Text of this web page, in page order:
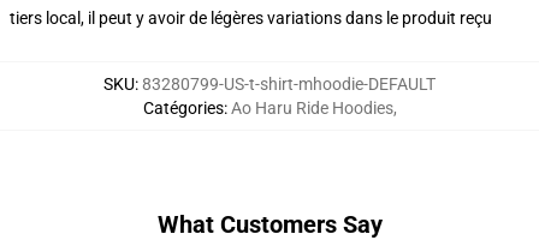
tiers local, il peut y avoir de légères variations dans le produit reçu
SKU:83280799-US-t-shirt-mhoodie-DEFAULT
Catégories:Ao Haru Ride Hoodies,
What Customers Say